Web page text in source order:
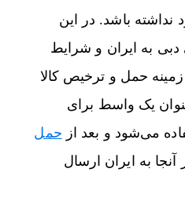
نداشته باشد. در این
به ایران و شرایط
حمل و ترخیص کالا
یک واسط برای
می‌شود و بعد از حمل
آنجا به ایران ارسال